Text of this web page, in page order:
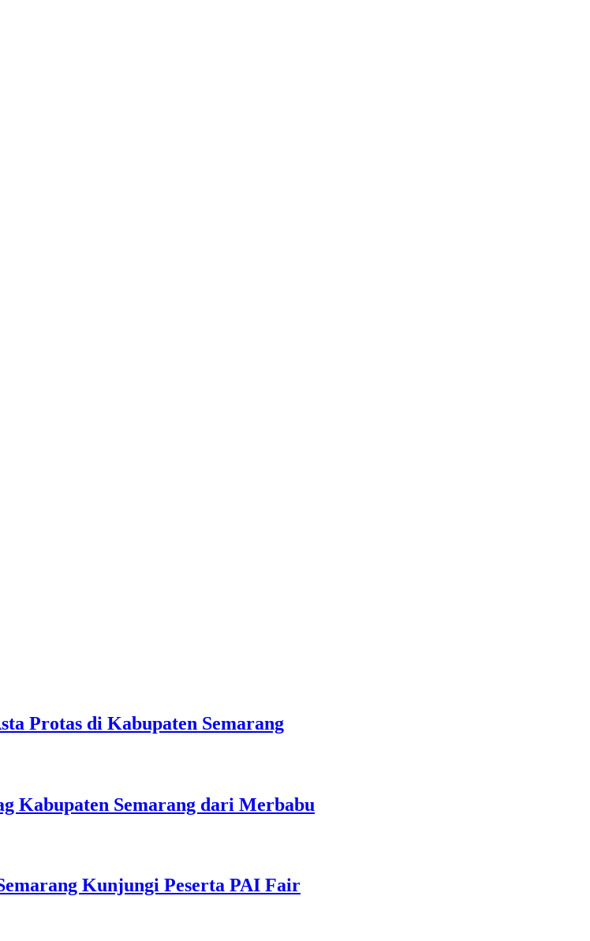
Protas di Kabupaten Semarang
Kabupaten Semarang dari Merbabu
Kunjungi Peserta PAI Fair